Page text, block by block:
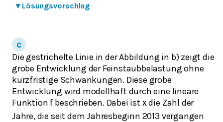
▾ Lösungsvorschlag
Die gestrichelte Linie in der Abbildung in b) zeigt die
grobe Entwicklung der Feinstaubbelastung ohne
kurzfristige Schwankungen. Diese grobe
Entwicklung wird modellhaft durch eine lineare
Funktionfbeschrieben. Dabei ist xdie Zahl der
Jahre, die seit dem Jahresbeginn 2013 vergangen